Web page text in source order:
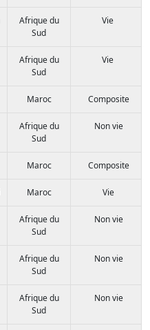
Afrique du
Sud
Vie
Afrique du
Sud
Vie
Maroc Composite
Afrique du
Sud
Non vie
Maroc Composite
Maroc Vie
Afrique du
Sud
Non vie
Afrique du
Sud
Non vie
Afrique du
Sud
Non vie